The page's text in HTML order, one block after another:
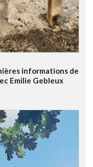
informations de
Emilie Gebleux